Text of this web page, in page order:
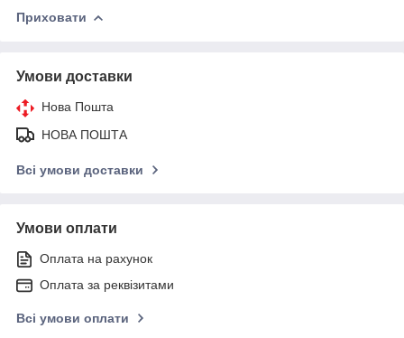
Приховати
Умови доставки
Нова Пошта
НОВА ПОШТА
Всі умови доставки
Умови оплати
Оплата на рахунок
Оплата за реквізитами
Всі умови оплати